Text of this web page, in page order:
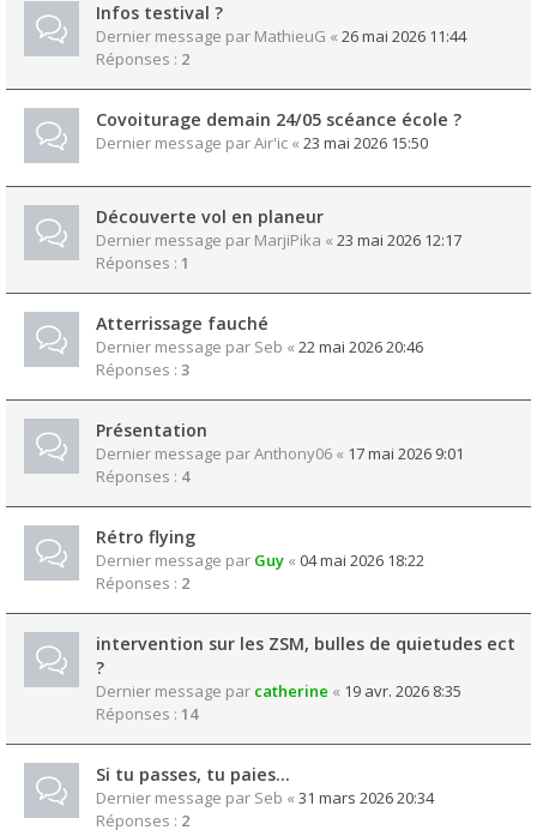
Infos testival ?
Dernier message par MathieuG « 26 mai 2026 11:44
Réponses : 2
Covoiturage demain 24/05 scéance école ?
Dernier message parAir'ic « 23 mai 2026 15:50
Découverte vol en planeur
Dernier message par MarjiPika « 23 mai 2026 12:17
Réponses : 1
Atterrissage fauché
Dernier message par Seb « 22 mai 2026 20:46
Réponses : 3
Présentation
Dernier message parAnthony06 « 17 mai 2026 9:01
Réponses : 4
Rétro flying
Dernier message par Guy « 04 mai 2026 18:22
Réponses : 2
intervention sur les ZSM, bulles de quietudes ect
?
Dernier message par catherine « 19 avr. 2026 8:35
Réponses : 14
Si tu passes, tu paies...
Dernier message par Seb « 31 mars 2026 20:34
Réponses : 2